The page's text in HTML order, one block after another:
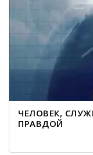
ЧЕЛОВЕК,
ПРАВДОЙ